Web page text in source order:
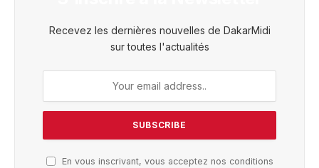
Recevez les dernières nouvelles de DakarMidi
sur toutes l'actualités
En vous inscrivant, vous acceptez nos conditions